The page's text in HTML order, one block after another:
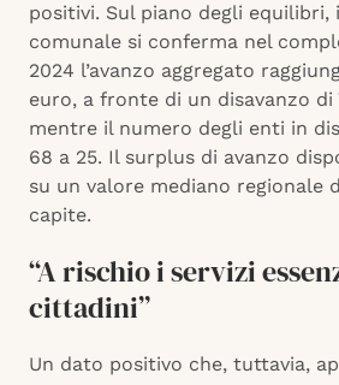
positivi. Sul piano degli equilibri,
comunale si conferma nel
2024 l’avanzo aggregato
euro, a fronte di un disavanzo di
mentre il numero degli enti in
68 a 25. Il surplus di avanzo
su un valore mediano regionale
capite.
“A rischio i servizi
cittadini”
Un dato positivo che, tuttavia,